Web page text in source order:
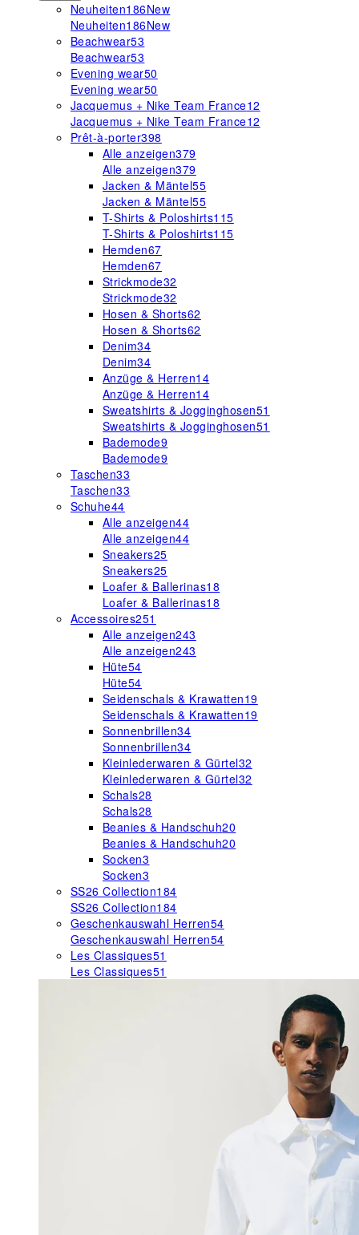
Neuheiten186New
Neuheiten186New
Beachwear53
Beachwear53
Evening wear50
Evening wear50
Jacquemus + Nike Team France12
Jacquemus + Nike Team France12
Prêt-à-porter398
Alle anzeigen379
Alle anzeigen379
Jacken & Mäntel55
Jacken & Mäntel55
T-Shirts & Poloshirts115
T-Shirts & Poloshirts115
Hemden67
Hemden67
Strickmode32
Strickmode32
Hosen & Shorts62
Hosen & Shorts62
Denim34
Denim34
Anzüge & Herren14
Anzüge & Herren14
Sweatshirts & Jogginghosen51
Sweatshirts & Jogginghosen51
Bademode9
Bademode9
Taschen33
Taschen33
Schuhe44
Alle anzeigen44
Alle anzeigen44
Sneakers25
Sneakers25
Loafer & Ballerinas18
Loafer & Ballerinas18
Accessoires251
Alle anzeigen243
Alle anzeigen243
Hüte54
Hüte54
Seidenschals & Krawatten19
Seidenschals & Krawatten19
Sonnenbrillen34
Sonnenbrillen34
Kleinlederwaren & Gürtel32
Kleinlederwaren & Gürtel32
Schals28
Schals28
Beanies & Handschuh20
Beanies & Handschuh20
Socken3
Socken3
SS26 Collection184
SS26 Collection184
Geschenkauswahl Herren54
Geschenkauswahl Herren54
Les Classiques51
Les Classiques51